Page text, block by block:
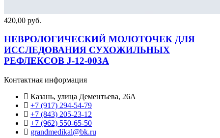
420,00 руб.
НЕВРОЛОГИЧЕСКИЙ МОЛОТОЧЕК ДЛЯ
ИССЛЕДОВАНИЯ СУХОЖИЛЬНЫХ
РЕФЛЕКСОВ J-12-003A
Контактная информация
Казань, улица Дементьева, 26А
+7 (917) 294-54-79
+7 (843) 205-23-12
+7 (962) 550‑65‑50‬
grandmedikal@bk.ru